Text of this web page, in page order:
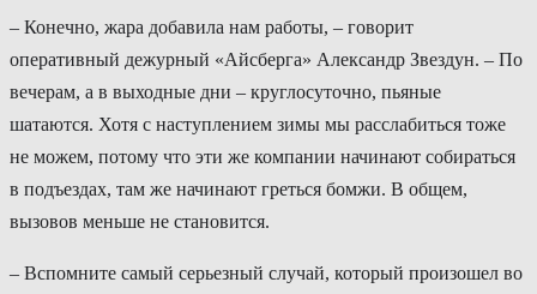
– Конечно, жара добавила нам работы, – говорит
оперативный дежурный «Айсберга» Александр Звездун. – По
вечерам, а в выходные дни – круглосуточно, пьяные
шатаются. Хотя с наступлением зимы мы расслабиться тоже
не можем, потому что эти же компании начинают собираться
в подъездах, там же начинают греться бомжи. В общем,
вызовов меньше не становится.
– Вспомните самый серьезный случай, который произошел во